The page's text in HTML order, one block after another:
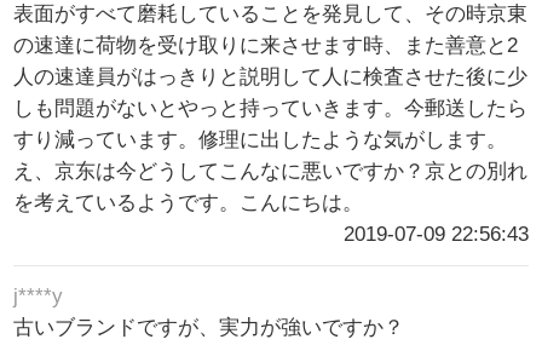
表面がすべて磨耗していることを発見して、その時京東
の速達に荷物を受け取りに来させます時、また善意と2
人の速達員がはっきりと説明して人に検査させた後に少
しも問題がないとやっと持っていきます。今郵送したら
すり減っています。修理に出したような気がします。
え、京东は今どうしてこんなに悪いですか？京との別れ
を考えているようです。こんにちは。
2019-07-09 22:56:43
j****y
古いブランドですが、実力が強いですか？